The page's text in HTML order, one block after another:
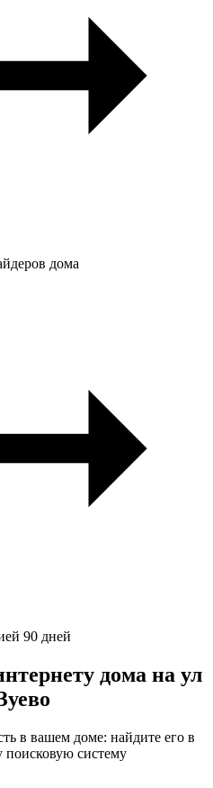
дома
90 дней
дома на ул
в вашем доме: найдите его в
поисковую систему